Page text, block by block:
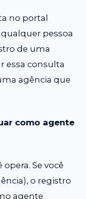
no portal
pessoa
de uma
essa consulta
agência que
como agente
Se você
o registro
agente